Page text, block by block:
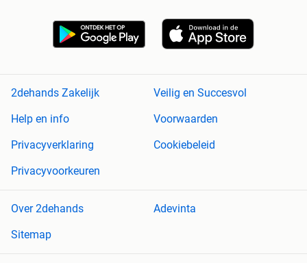
2dehands Zakelijk
Veilig en Succesvol
Help en info
Voorwaarden
Privacyverklaring
Cookiebeleid
Privacyvoorkeuren
Over 2dehands
Adevinta
Sitemap